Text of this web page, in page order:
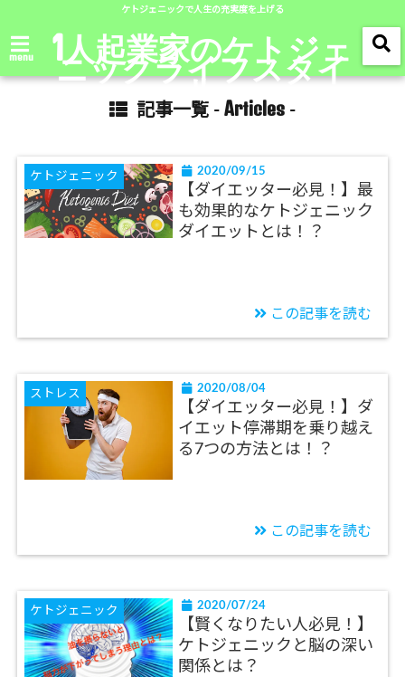
ケトジェニックで人生の充実度を上げる
menu 1人起業家のケトジェ
ニックライフスタイ
ル
記事一覧 - Articles -
ケトジェニック 2020/09/15
【ダイエッター必見！】最
も効果的なケトジェニック
ダイエットとは！？
この記事を読む
ストレス 2020/08/04
【ダイエッター必見！】ダ
イエット停滞期を乗り越え
る7つの方法とは！？
この記事を読む
ケトジェニック 2020/07/24
【賢くなりたい人必見！】
ケトジェニックと脳の深い
関係とは？